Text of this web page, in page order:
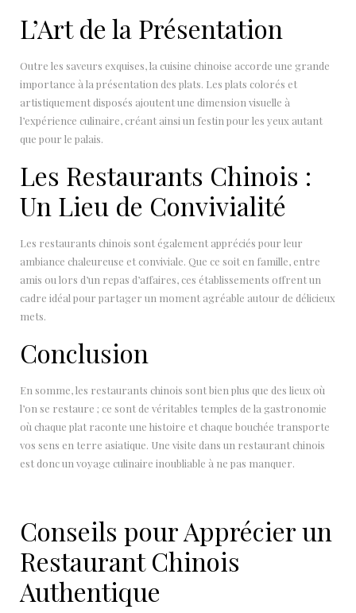
L’Art de la Présentation
Outre les saveurs exquises, la cuisine chinoise accorde une grande
importance à la présentation des plats. Les plats colorés et
artistiquement disposés ajoutent une dimension visuelle à
l’expérience culinaire, créant ainsi un festin pour les yeux autant
que pour le palais.
Les Restaurants Chinois :
Un Lieu de Convivialité
Les restaurants chinois sont également appréciés pour leur
ambiance chaleureuse et conviviale. Que ce soit en famille, entre
amis ou lors d’un repas d’affaires, ces établissements offrent un
cadre idéal pour partager un moment agréable autour de délicieux
mets.
Conclusion
En somme, les restaurants chinois sont bien plus que des lieux où
l’on se restaure ; ce sont de véritables temples de la gastronomie
où chaque plat raconte une histoire et chaque bouchée transporte
vos sens en terre asiatique. Une visite dans un restaurant chinois
est donc un voyage culinaire inoubliable à ne pas manquer.
Conseils pour Apprécier un
Restaurant Chinois
Authentique